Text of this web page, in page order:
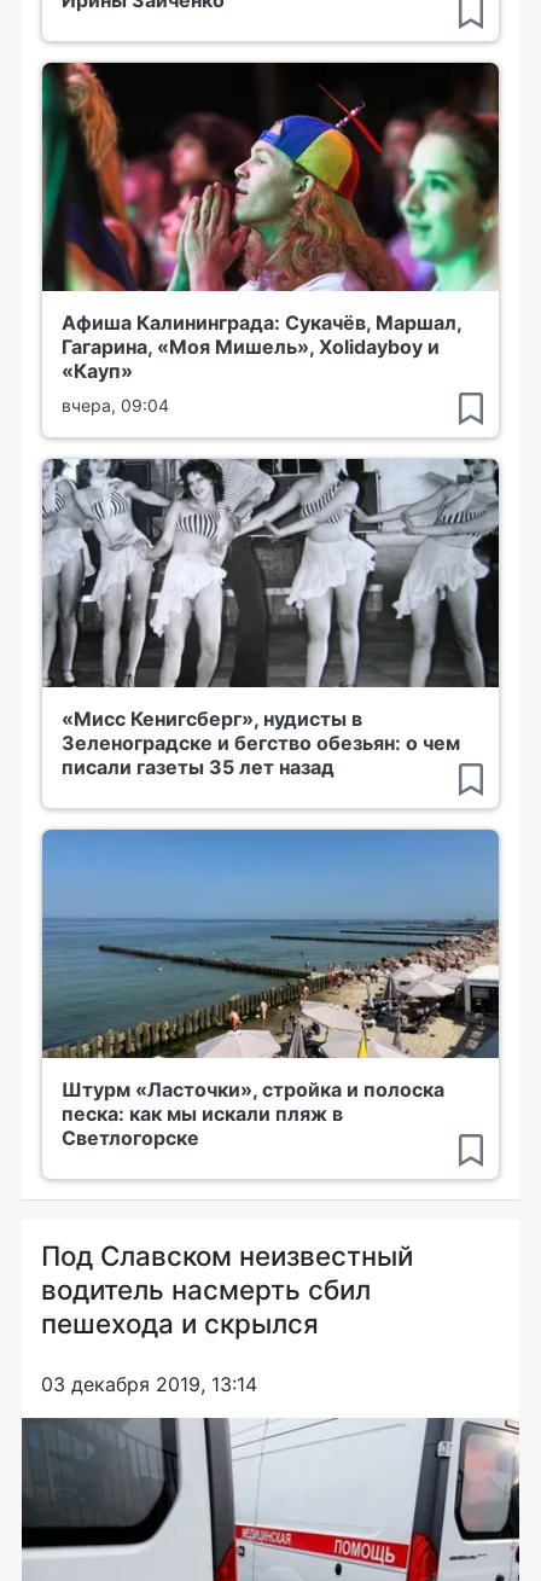
Афиша Калининграда: Сукачёв, Маршал,
Гагарина, «Моя Мишель», Xolidayboy и
«Кауп»
вчера, 09:04
«Мисс Кенигсберг», нудисты в
Зеленоградске и бегство обезьян: о чем
писали газеты 35 лет назад
Штурм «Ласточки», стройка и полоска
песка: как мы искали пляж в
Светлогорске
Под Славском неизвестный
водитель насмерть сбил
пешехода и скрылся
03 декабря 2019, 13:14